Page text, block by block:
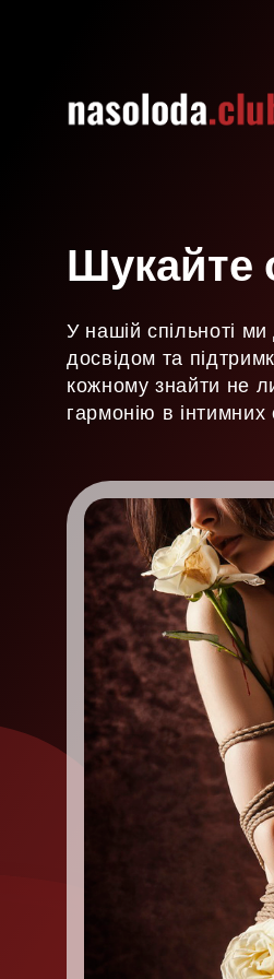
Шукайте
У нашій спільноті
досвідом та
кожному знайти не
гармонію в інтимних